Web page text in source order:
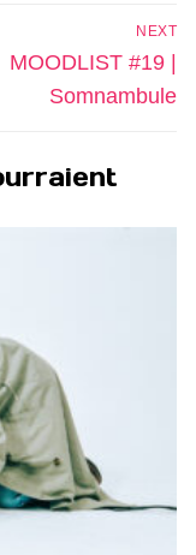
NEXT
Next
MOODLIST #19 |
Somnambule